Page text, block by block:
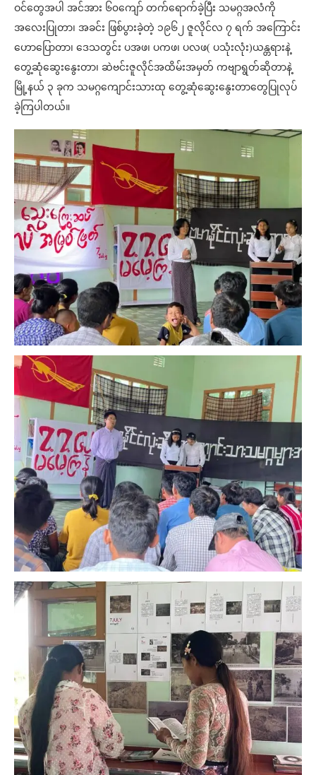
ဝင်တွေအပါ အင်အား ၆၀ကျော် တက်ရောက်ခဲ့ပြီး သမဂ္ဂအလံကို
အလေးပြုတာ၊ အခင်း ဖြစ်ပွားခဲ့တဲ့ ၁၉၆၂ ဇူလိုင်လ ၇ ရက် အကြောင်း
ဟောပြောတာ၊ ဒေသတွင်း ပအဖ၊ ပကဖ၊ ပလဖ( ပသုံးလုံး)ယန္တရားနဲ့
တွေ့ဆုံဆွေးနွေးတာ၊ ဆဲဗင်းဇူလိုင်အထိမ်းအမှတ် ကဗျာရွတ်ဆိုတာနဲ့
မြို့နယ် ၃ ခုက သမဂ္ဂကျောင်းသားထု တွေ့ဆုံဆွေးနွေးတာတွေပြုလုပ်
ခဲ့ကြပါတယ်။